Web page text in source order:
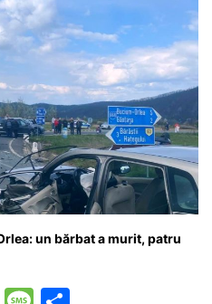
un bărbat a murit, patru